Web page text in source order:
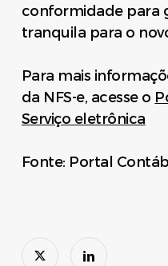
conformidade para
tranquila para o
Para mais
da NFS-e, acesse o
Serviço eletrônica
Fonte: Portal